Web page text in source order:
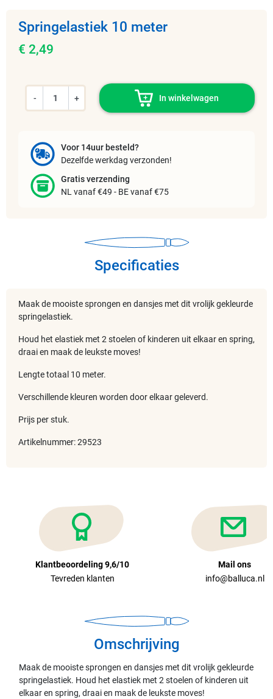
Springelastiek 10 meter
€ 2,49
- + In winkelwagen
Voor 14uur besteld?
Dezelfde werkdag verzonden!
Gratis verzending
NL vanaf €49 - BE vanaf €75
Specificaties
Maak de mooiste sprongen en dansjes met dit vrolijk gekleurde
springelastiek.
Houd het elastiek met 2 stoelen of kinderen uit elkaar en spring,
draai en maak de leukste moves!
Lengte totaal 10 meter.
Verschillende kleuren worden door elkaar geleverd.
Prijs per stuk.
Artikelnummer: 29523
Klantbeoordeling 9,6/10
Tevreden klanten
Mail ons
info@balluca.nl
Omschrijving
Maak de mooiste sprongen en dansjes met dit vrolijk gekleurde
springelastiek. Houd het elastiek met 2 stoelen of kinderen uit
elkaar en spring, draai en maak de leukste moves!